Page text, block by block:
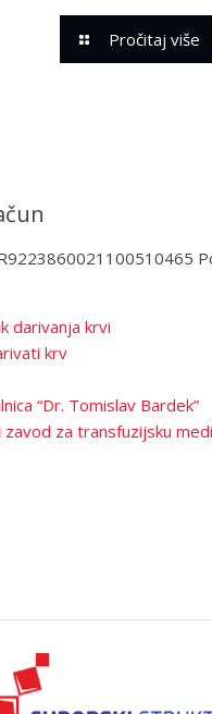
Pročitaj više
darivanja krvi
krv
“Dr. Tomislav Bardek”
za transfuzijsku